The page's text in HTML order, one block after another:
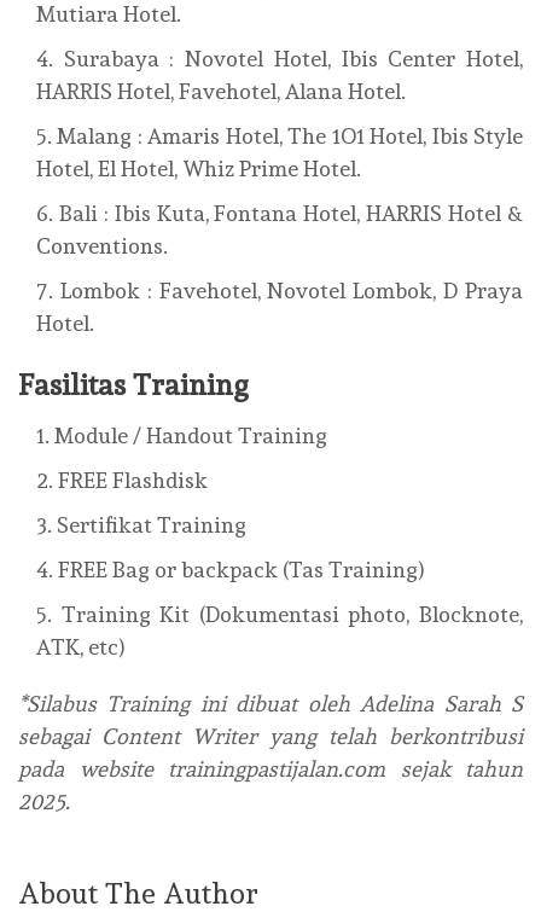
Mutiara Hotel.
Surabaya : Novotel Hotel, Ibis Center Hotel,
HARRIS Hotel, Favehotel, Alana Hotel.
Malang : Amaris Hotel, The 1O1 Hotel, Ibis Style
Hotel, El Hotel, Whiz Prime Hotel.
Bali : Ibis Kuta, Fontana Hotel, HARRIS Hotel &
Conventions.
Lombok : Favehotel, Novotel Lombok, D Praya
Hotel.
Fasilitas Training
Module / Handout Training
FREE Flashdisk
Sertifikat Training
FREE Bag or backpack (Tas Training)
Training Kit (Dokumentasi photo, Blocknote,
ATK, etc)
*Silabus Training ini dibuat oleh Adelina Sarah S
sebagai Content Writer yang telah berkontribusi
pada website trainingpastijalan.com sejak tahun
2025.
About The Author